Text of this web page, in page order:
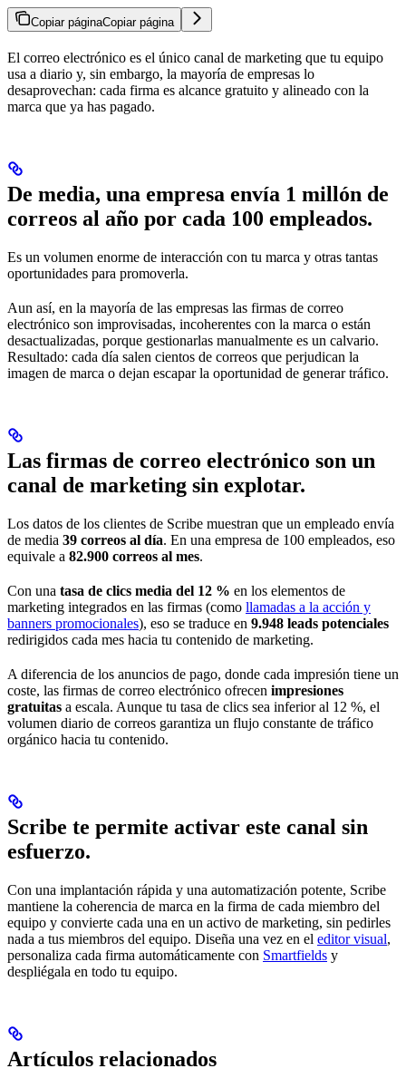
Copiar páginaCopiar página
El correo electrónico es el único canal de marketing que tu equipo
usa a diario y, sin embargo, la mayoría de empresas lo
desaprovechan: cada firma es alcance gratuito y alineado con la
marca que ya has pagado.
De media, una empresa envía 1 millón de
correos al año por cada 100 empleados.
Es un volumen enorme de interacción con tu marca y otras tantas
oportunidades para promoverla.
Aun así, en la mayoría de las empresas las firmas de correo
electrónico son improvisadas, incoherentes con la marca o están
desactualizadas, porque gestionarlas manualmente es un calvario.
Resultado: cada día salen cientos de correos que perjudican la
imagen de marca o dejan escapar la oportunidad de generar tráfico.
Las firmas de correo electrónico son un
canal de marketing sin explotar.
Los datos de los clientes de Scribe muestran que un empleado envía
de media 39 correos al día. En una empresa de 100 empleados, eso
equivale a 82.900 correos al mes.
Con una tasa de clics media del 12 % en los elementos de
marketing integrados en las firmas (como llamadas a la acción y
banners promocionales), eso se traduce en 9.948 leads potenciales
redirigidos cada mes hacia tu contenido de marketing.
A diferencia de los anuncios de pago, donde cada impresión tiene un
coste, las firmas de correo electrónico ofrecen impresiones
gratuitas a escala. Aunque tu tasa de clics sea inferior al 12 %, el
volumen diario de correos garantiza un flujo constante de tráfico
orgánico hacia tu contenido.
Scribe te permite activar este canal sin
esfuerzo.
Con una implantación rápida y una automatización potente, Scribe
mantiene la coherencia de marca en la firma de cada miembro del
equipo y convierte cada una en un activo de marketing, sin pedirles
nada a tus miembros del equipo. Diseña una vez en el editor visual,
personaliza cada firma automáticamente con Smartfields y
despliégala en todo tu equipo.
Artículos relacionados